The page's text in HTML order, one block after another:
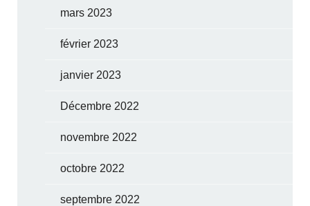
mars 2023
février 2023
janvier 2023
Décembre 2022
novembre 2022
octobre 2022
septembre 2022